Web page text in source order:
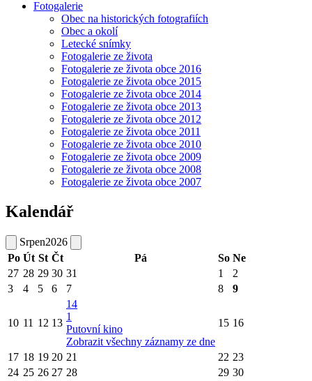
Fotogalerie
Obec na historických fotografiích
Obec a okolí
Letecké snímky
Fotogalerie ze života
Fotogalerie ze života obce 2016
Fotogalerie ze života obce 2015
Fotogalerie ze života obce 2014
Fotogalerie ze života obce 2013
Fotogalerie ze života obce 2012
Fotogalerie ze života obce 2011
Fotogalerie ze života obce 2010
Fotogalerie ze života obce 2009
Fotogalerie ze života obce 2008
Fotogalerie ze života obce 2007
Kalendář
Srpen2026
Po Út St Čt Pá So Ne
27 28 29 30 31 1
2
3
4 5 6 7 8 9
10 11 12 13
14
1
Putovní kino
Zobrazit všechny záznamy ze dne
15 16
17 18 19 20 21 22 23
24 25 26 27 28 29 30